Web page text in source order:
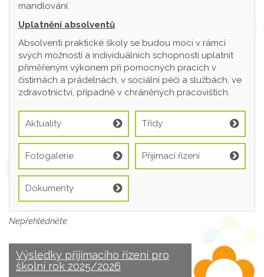
mandlování.
Uplatnění absolventů
Absolventi praktické školy se budou moci v rámci
svých možností a individuálních schopností uplatnit
přiměřeným výkonem při pomocných pracích v
čistírnách a prádelnách, v sociální péči a službách, ve
zdravotnictví, případně v chráněných pracovištích.
Aktuality Třídy
Fotogalerie Přijímací řízení
Dokumenty
Nepřehlédněte
Výsledky přijímacího řízení pro
školní rok 2025/2026